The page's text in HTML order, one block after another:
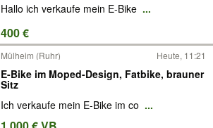
Hallo ich verkaufe mein E-Bike ...
400 €
Mülheim (Ruhr) Heute, 11:21
E-Bike im Moped-Design, Fatbike, brauner
Sitz
Ich verkaufe mein E-Bike im co ...